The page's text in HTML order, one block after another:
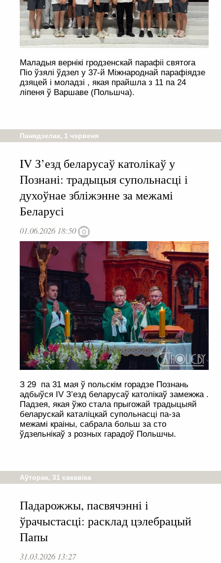
Маладыя вернікі гродзенскай парафіі святога
Піо ўзялі ўдзел у 37-й Міжнароднай парафіядзе
дзяцей і моладзі , якая прайшла з 11 па 24
ліпеня ў Варшаве (Польшча).
Панядзелак, 1 чэрвеня
IV З’езд беларусаў католікаў у
Познані: традыцыя супольнасці і
духоўнае збліжэнне за межамі
Беларусі
01.06.2026 18:50
З 29 па 31 мая ў польскім горадзе Познань
адбыўся IV З’езд беларусаў католікаў замежжа .
Падзея, якая ўжо стала прыгожай традыцыяй
беларускай каталіцкай супольнасці па-за
межамі краіны, сабрала больш за сто
ўдзельнікаў з розных гарадоў Польшчы.
Аўторак, 31 сакавіка
Падарожжы, пасвячэнні і
ўрачыстасці: расклад цэлебрацый
Папы
31.03.2026 13:27